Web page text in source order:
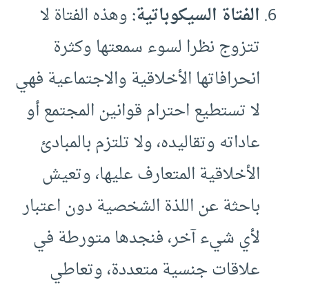
الفتاة السيكوباتية:وهذه الفتاة لا
تتزوج نظرا لسوء سمعتها وكثرة
انحرافاتها الأخلاقية والاجتماعية فهي
لا تستطيع احترام قوانين المجتمع أو
عاداته وتقاليده، ولا تلتزم بالمبادئ
الأخلاقية المتعارف عليها، وتعيش
باحثة عن اللذة الشخصية دون اعتبار
لأي شيء آخر، فنجدها متورطة في
علاقات جنسية متعددة، وتعاطي